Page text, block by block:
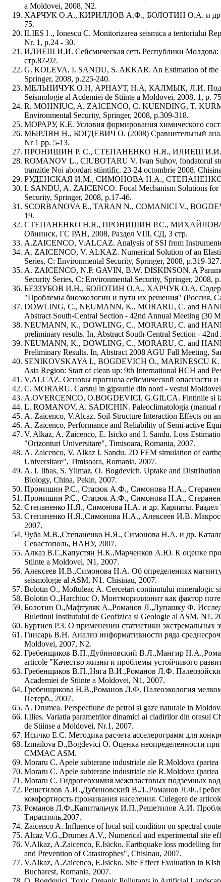
a Moldovei, 2008, N2.
ХАРЧУК О.А., КИРИЛЛОВ А.Ф., БОЛОТИН О.А. и др.
75.
ILIES I ., Ionescu C. Monitorizarea seismica a teritoriului
Nr. 1, p.24 - 30.
ИЛИЕШ И.И. Сейсмическая сеть Республики Молдова:
стр.87-92.
G. KOLEVA, I. SANDU, S. AKKAR. An Estimation of the
Springer, 2008, p.225-240.
МЕЛЬНИЧУК О.Н, АРНАУТ, Н.А, КАЛМЫК, Л.И. Подземный
Seismologie al Acdemiei de Stiinte a Moldovei, 2008, 1, p.
R. MOHNIUC, A. ZAICENCO, C. KUENDING, T.
Environmental Security, Springer, 2008, p.309-318.
МОРАРУ, К.Е. Условия формирования химического
МЫРЛЯН Н., БОГДЕВИЧ О. (2008) Сравнительный анализ
Nr 1 pp. 5-13.
ПРОНИШИН Р. С., СТЕПАНЕНКО Н.Я., ИЛИЕШ И.И.,
ROMANOV L., CIUBOTARU V. Ivan Suhov, fondatorul
tranzitie Noi abordari stiintific. 23-24 octombrie 2008.
РУДЕНСКАЯ И.М., СИМОНОВА Н.А., СТЕПАНЕНКО Н.Я,
I. SANDU, A. ZAICENCO. Focal Mechanism Solutions for
Security, Springer, 2008, p.17-46.
SCORBANOVA E., TARAN N., COMANICI V.,
19.
СТЕПАНЕНКО Н.Я., ПРОНИШИН Р.С., МИХАЙЛОВА Р.С. К
Обнинск, ГС РАН, 2008, Раздел VIII, СД, 3 стр.
A.ZAICENCO, V.ALCAZ. Analysis of SSI from
A. ZAICENCO, V. ALKAZ. Numerical Solution of an
Series, C: Environmental Security, Springer, 2008, p.319-327.
A. ZAICENCO, N.P. GAVIN, B.W. DISKINSON. A
Security Series, C: Environmental Security, Springer, 2008,
БЕЗЗУБОВ И.Н., БОЛОТИН О.А., ХАРЧУК О.А.
"Проблемы биоэкологии и пути их решения" (Россия,
DOWLING, C., NEUMANN, K., MORARU, C. and
Abstract South-Central Section - 42nd Annual Meeting (30
NEUMANN, K., DOWLING, C., MORARU, C. and
preliminary results. In, Abstract South-Central Section -
NEUMANN, K., DOWLING, C., MORARU, C. and
Preliminary Results. In, Abstract 2008 AGU Fall Meeting,
SENIKOVSKAYA I., BOGDEVICH O., MARINESCU K.
Asia Region: Start of clean up: 9th International HCH and
V.ALCAZ. Oсновы прогноза сейсмической опасности
C. MORARU. Carstul in gipsurile din nord - vestul
A.OVERCENCO, O.BOGDEVICI, G.GILCA. Fintinile si
L. ROMANOV, A. SADICHIN. Paleoclimatologia (manual
A. Zaicenco, V.Alcaz. Soil-Structure Interaction Effects on
A. Zaicenco, Performance and Reliability of Semi-active
V. Alkaz, A. Zaicenco, E. Isicko and I. Sandu. Loss
"Orizonturi Universitare", Timisoara, Romania, 2007.
A. Zaicenco, V. Alkaz I. Sandu. 2D FEM simulation of
Universitare", Timisoara, Romania, 2007.
A. I. Ilbas, S. Yilmaz, O. Bogdevich. Uptake and
Biology, China, Pekin, 2007.
Пронишин Р.С., Стасюк А.Ф., Симонова Н.А.,
Пронишин Р.С., Стасюк А.Ф., Симонова Н.А.,
Степаненко Н.Я., Симонова Н.А. и др. Карпаты. Раздел
Степаненко Н.Я.,Симонова Н.А., Алексеев И.В.
2007.
Чуба М.В.,Степаненко Н.Я., Симонова Н.А. и др.
Севастополь, НАНУ, 2007.
Aлказ В.Г.,Капустян Н.К.,Марченков А.Ю. К оценке
Stiinte a Moldovei, N1, 2007.
Алексеев И.В.,Симонова Н.А. Об определениях
seismologie al ASM, N1. Chisinau, 2007.
Bolotin O., Moftuleac A. Cercetari continutului mineralogic
Bolotin O.,Harchiuc O. Монтмориллонит как фактор
Болотин О.,Мафтуляк А.,Романов Л.,Лупашку Ф.
Buletinul Institutului de Geofizica si Geologie al ASM, N1,
Буртиев Р.З. О применении статистики экстремальных
Гинсарь В.Н. Анализ информативности ряда
Moldovei, 2007, N2.
Гребенщиков В.П.,Дубиновский В.Л.,Мангир
articole "Качество жизни и проблемы устойчивого
Гребенщиков В.П.,Няга В.И.,Романов Л.Ф.
Academiei de Stiinte a Moldovei, N1, 2007.
Гребенщикова Н.В.,Романов Л.Ф. Палеоэкология
Петерб., 2007.
A. Drumea. Perspectiune de petrol si gaze naturale in
I.Ilies. Variatia parametrilor dinamici ai cladirilor din orasul
de Stiinse a Moldovei, Nr.1, 2007.
Исичко Е.С. Методика расчета асселерограмм для
Izmailova D.,Bogdevici O. Оценка неопределенности
CMMAC ASM.
Moraru C. Apele subterane industriale ale R.Moldova
Moraru C. Apele subterane industriale ale R.Moldova
Moraru C. Гидрогеохимия межпластовых подземных
Решетилов А.И.,Дубиновский В.Л.,Романов
комфортность проживания населения. Culegere de
Романов Л.Ф.,Капитальчук И.П.,Решетилов А.И.
Тирасполь,2007.
Zaicenco A. Influence of local soil condition on spectral
Alcaz V.G.,Drumea A.V., Numerical and experimental site
V.Alkaz, A.Zaicenco, E.Isicko. Earthquake loss modelling
and Prevention of Catastrophes", Chisinau, 2007.
V.Alkaz, A.Zaicenco, E.Isicko. Site Effect Evaluation in
Bucharest, Romania, 2007.